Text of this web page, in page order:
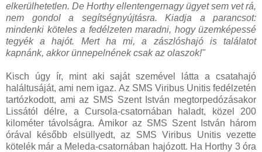
elkerülhetetlen. De Horthy ellentengernagy ügyet sem vet rá,
nem gondol a segítségnyújtásra. Kiadja a parancsot:
mindenki köteles a fedélzeten maradni, hogy üzemképessé
tegyék a hajót. Mert ha mi, a zászlóshajó is találatot
kapnánk, akkor ünnepelnének csak az olaszok!"
Kisch úgy ír, mint aki saját szemével látta a csatahajó
haláltusáját, ami nem igaz. Az SMS Viribus Unitis fedélzetén
tartózkodott, ami az SMS Szent István megtorpedózásakor
Lissától délre, a Cursola-csatornában haladt, közel 200
kilométer távolságra. Amikor az SMS Szent István három
órával később elsüllyedt, az SMS Viribus Unitis vezette
kötelék már a Meleda-csatornában hajózott. Ha Horthy 3 óra